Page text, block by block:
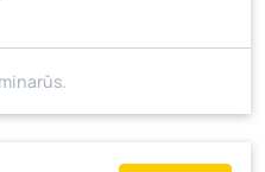
- 1 vienetas